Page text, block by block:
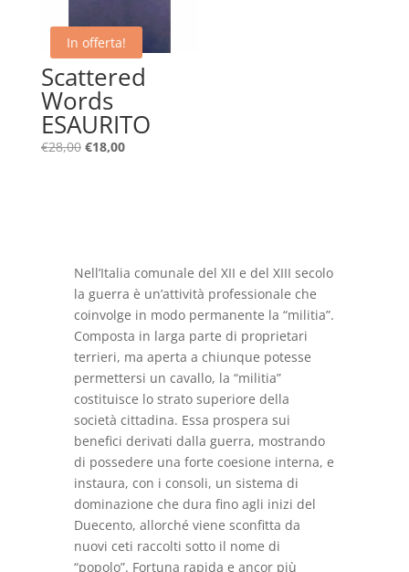
In offerta!
Scattered
Words
ESAURITO
€28,00 Il
€18,00Il
Nell’Italia comunale del XII e del XIII secolo
la guerra è un’attività professionale che
coinvolge in modo permanente la “militia”.
Composta in larga parte di proprietari
terrieri, ma aperta a chiunque potesse
permettersi un cavallo, la “militia”
costituisce lo strato superiore della
società cittadina. Essa prospera sui
benefici derivati dalla guerra, mostrando
di possedere una forte coesione interna, e
instaura, con i consoli, un sistema di
dominazione che dura fino agli inizi del
Duecento, allorché viene sconfitta da
nuovi ceti raccolti sotto il nome di
“popolo”. Fortuna rapida e ancor più